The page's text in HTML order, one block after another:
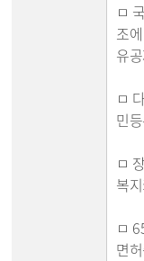
ㅁ
조
유
ㅁ
민
ㅁ
복
ㅁ
면